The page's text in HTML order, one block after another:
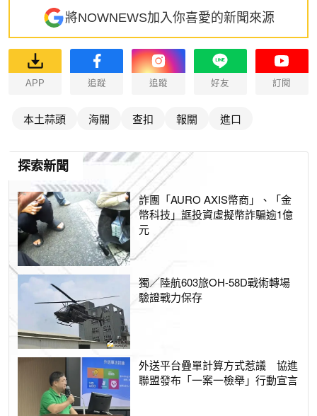
將NOWNEWS加入你喜愛的新聞來源
APP 追蹤 追蹤 好友 訂閱
本土蒜頭 海關 查扣 報關 進口
探索新聞
詐團「AURO AXIS幣商」、「金
幣科技」誆投資虛擬幣詐騙逾1億
元
獨／陸航603旅OH-58D戰術轉場
驗證戰力保存
外送平台疊單計算方式惹議 協進
聯盟發布「一案一檢舉」行動宣言